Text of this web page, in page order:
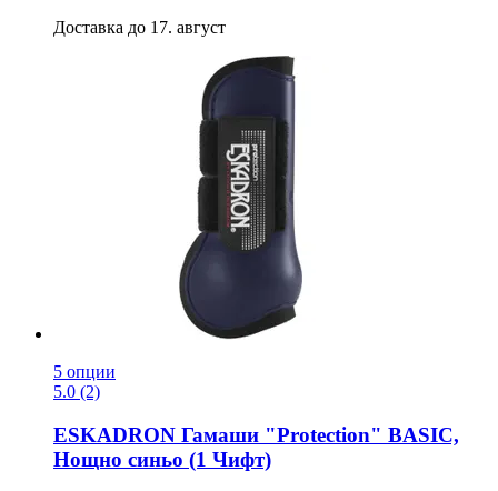
Доставка до 17. август
5 опции
5.0 (2)
ESKADRON Гамаши "Protection" BASIC,
Нощно синьо (1 Чифт)